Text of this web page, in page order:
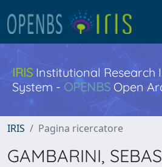
IRISInstitutional Research
System - OPENBS Open
IRIS Pagina ricercatore
GAMBARINI,